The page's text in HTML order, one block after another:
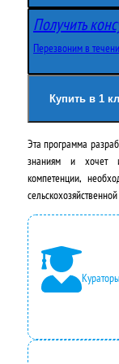
в
о
ч
а
л
ь
н
а
я
ц
е
у
щ
я
ц
е
н
а
4
0
Получить
Перезвоним в
Купить в 1
Эта программа
знаниям и хочет
компетенции,